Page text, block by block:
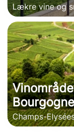
Lækre vine og
Bourgogne
Champs-